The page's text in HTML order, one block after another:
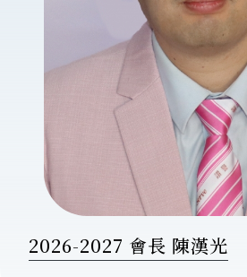
2026-2027 會長 陳漢光